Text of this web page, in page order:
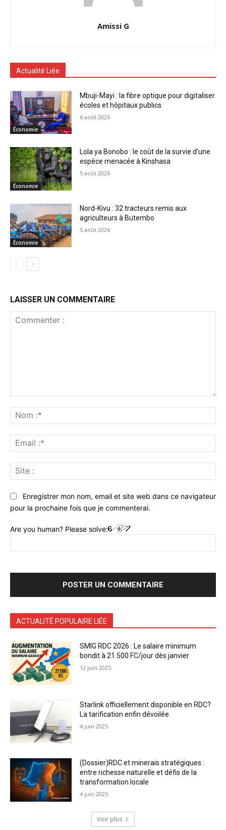
Amissi G
Actualité Liée
Économie
Mbuji-Mayi : la fibre optique pour digitaliser
écoles et hôpitaux publics
6 août 2026
Économie
Lola ya Bonobo : le coût de la survie d’une
espèce menacée à Kinshasa
5 août 2026
Économie
Nord-Kivu : 32 tracteurs remis aux
agriculteurs à Butembo
5 août 2026
LAISSER UN COMMENTAIRE
:*
:*
:
Enregistrer mon nom, email et site web dans ce navigateur
pour la prochaine fois que je commenterai.
Are you human? Please solve:
ACTUALITÉ POPULAIRE LIÉE
SMIG RDC 2026 : Le salaire minimum
bondit à 21 500 FC/jour dès janvier
12 juin 2025
Starlink officiellement disponible en RDC?
La tarification enfin dévoilée
4 juin 2025
(Dossier)RDC et minerais stratégiques :
entre richesse naturelle et défis de la
transformation locale
4 juin 2025
Voir plus